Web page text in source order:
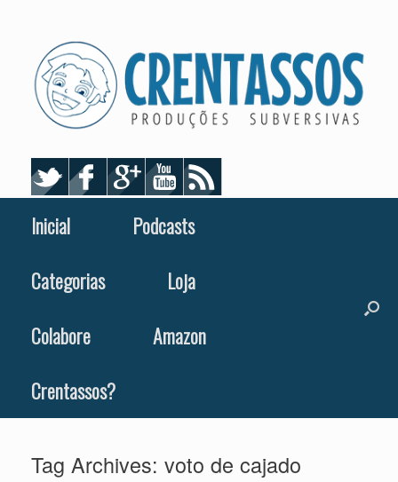
Inicial
Podcasts
Categorias
Loja
Colabore
Amazon
Crentassos?
Tag Archives: voto de cajado